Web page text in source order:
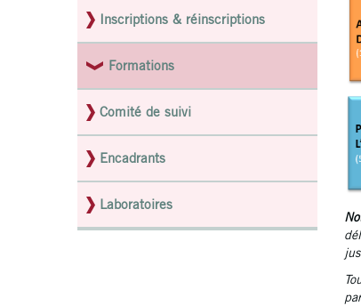
Inscriptions & réinscriptions
Formations
Comité de suivi
Encadrants
Laboratoires